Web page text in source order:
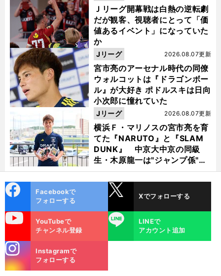
Ｊリーグ開幕戦は白熱の逆転劇
だが観客、視聴者にとって「価
値あるイベント」になっていた
か
宮市亮のアーセナル時代の同僚
ウォルコットは『ドラゴンボー
ル』が大好き ポドルスキは日向
小次郎に憧れていた
2026.08.07更新
Jリーグ
横浜Ｆ・マリノスの宮市亮を育
てた『NARUTO』と『SLAM
DUNK』 中京大中京の同級
生・木原龍一は"ジャンプ係"だ
った
2026.08.07更新
Jリーグ
ok
Facebookで
フォローする
Xでフォローする
YouTubeで
チャンネル登録
LINE
LINEで
アカウント追加
m
Instagramで
フォローする